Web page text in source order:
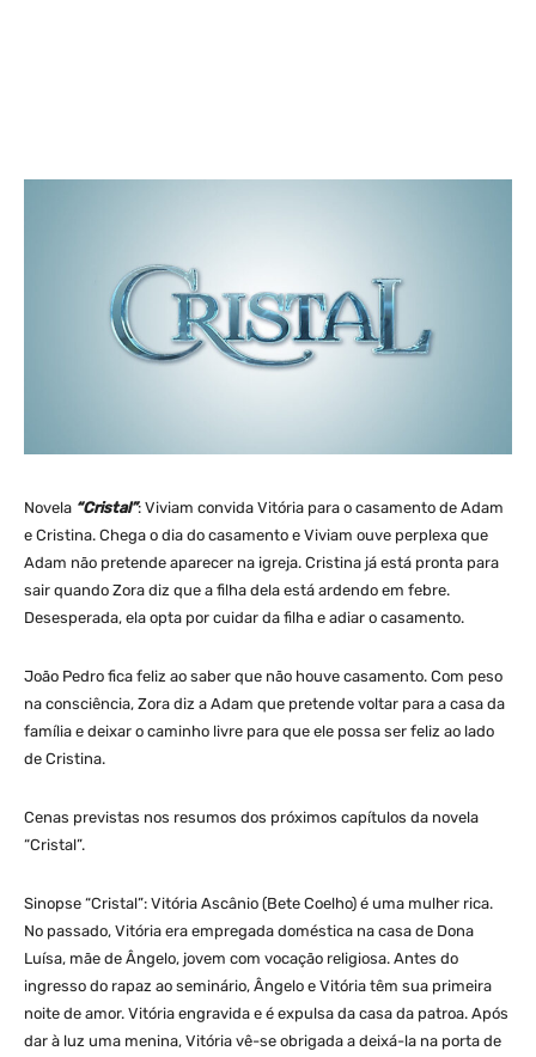
Novela “Cristal”: Viviam convida Vitória para o casamento de Adam
e Cristina. Chega o dia do casamento e Viviam ouve perplexa que
Adam não pretende aparecer na igreja. Cristina já está pronta para
sair quando Zora diz que a filha dela está ardendo em febre.
Desesperada, ela opta por cuidar da filha e adiar o casamento.
João Pedro fica feliz ao saber que não houve casamento. Com peso
na consciência, Zora diz a Adam que pretende voltar para a casa da
família e deixar o caminho livre para que ele possa ser feliz ao lado
de Cristina.
Cenas previstas nos resumos dos próximos capítulos da novela
“Cristal”.
Sinopse “Cristal”: Vitória Ascânio (Bete Coelho) é uma mulher rica.
No passado, Vitória era empregada doméstica na casa de Dona
Luísa, mãe de Ângelo, jovem com vocação religiosa. Antes do
ingresso do rapaz ao seminário, Ângelo e Vitória têm sua primeira
noite de amor. Vitória engravida e é expulsa da casa da patroa. Após
dar à luz uma menina, Vitória vê-se obrigada a deixá-la na porta de